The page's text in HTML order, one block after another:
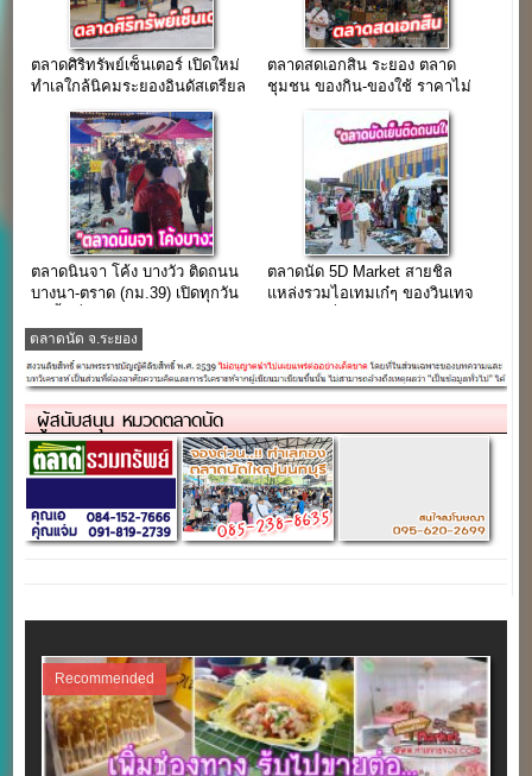
ตลาดศิริทรัพย์เซ็นเตอร์ เปิดใหม่
ทำเลใกล้นิคมระยองอินดัสเตรียล
ตลาดสดเอกสิน ระยอง ตลาด
ชุมชน ของกิน-ของใช้ ราคาไม่
แพง ติด ถ.สุขุมวิท(รายวัน 80-
ตลาดนินจา โค้ง บางวัว ติดถนน
บางนา-ตราด (กม.39) เปิดทุกวัน
ตลาดนัด 5D Market สายชิล
แหล่งรวมไอเทมเก๋ๆ ของวินเทจ
ตลาดนัด จ.ระยอง
ผู้สนับสนุน หมวดตลาดนัด
Recommended